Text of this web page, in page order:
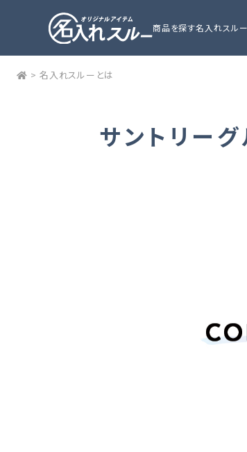
商品を探す名入れスル
> 名入れスルーとは
サントリー